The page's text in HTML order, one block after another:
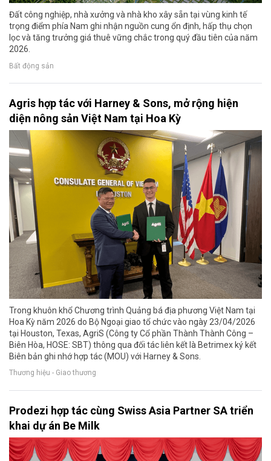
Đất công nghiệp, nhà xưởng và nhà kho xây sẵn tại vùng kinh tế
trọng điểm phía Nam ghi nhận nguồn cung ổn định, hấp thụ chọn
lọc và tăng trưởng giá thuê vững chắc trong quý đầu tiên của năm
2026.
Bất động sản
Agris hợp tác với Harney & Sons, mở rộng hiện
diện nông sản Việt Nam tại Hoa Kỳ
Trong khuôn khổ Chương trình Quảng bá địa phương Việt Nam tại
Hoa Kỳ năm 2026 do Bộ Ngoại giao tổ chức vào ngày 23/04/2026
tại Houston, Texas, AgriS (Công ty Cổ phần Thành Thành Công –
Biên Hòa, HOSE: SBT) thông qua đối tác liên kết là Betrimex ký kết
Biên bản ghi nhớ hợp tác (MOU) với Harney & Sons.
Thương hiệu - Giao thương
Prodezi hợp tác cùng Swiss Asia Partner SA triển
khai dự án Be Milk